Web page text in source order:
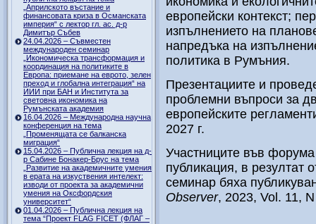
„Априлското въстание и
финансовата криза в Османската
империя“ с лектор гл. ас. д-р
Димитър Събев
24.04.2026 – Съвместен
международен семинар
„Икономическа трансформация и
координация на политиките в
Европа: приемане на еврото, зелен
преход и глобална интеграция“ на
ИИИ при БАН и Института за
световна икономика на
Румънската академия
16.04.2026 – Международна научна
конференция на тема
„Променящата се балканска
миграция“
15.04.2026 – Публична лекция на д-
р Сабине Бонакер-Брус на тема
„Развитие на академичните умения
в ерата на изкуствения интелект:
изводи от проекта за академични
умения на Оксфордския
университет“
01.04.2026 – Публична лекция на
тема “Проект FLAG FICET (ФЛАГ –
европейски контекст;
изпълнението на
напредъка на
политика в Румъния.
Презентациите и
проблемни въпроси за
европейските
2027 г.
Участниците във
публикация, в резултат
семинар бяха
Observer, 2023, Vol. 11,